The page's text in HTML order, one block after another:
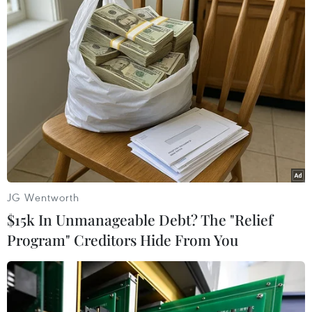
#Thiết bị iOS #Thẻ tín dụng Mỹ
Theo dõi VietnamPlus
TIN LIÊN QUAN
JG Wentworth
$15k In Unmanageable Debt? The "Relief
Program" Creditors Hide From You